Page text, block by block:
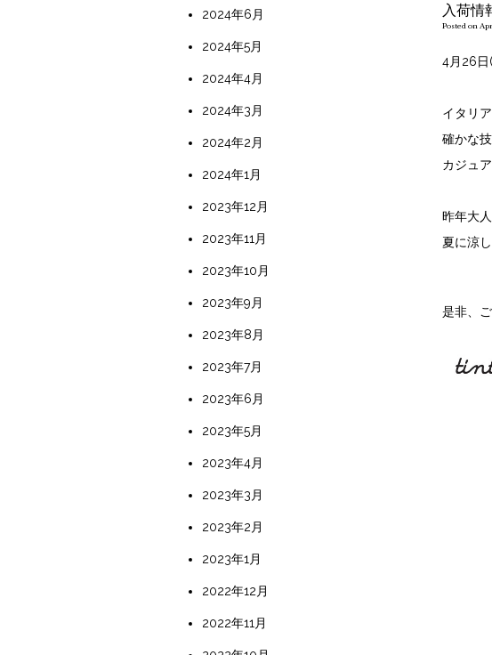
入荷
Posted on
4月26日
イタリ
確かな
カジュ
昨年大
夏に涼
是非、
2024年6月
2024年5月
2024年4月
2024年3月
2024年2月
2024年1月
2023年12月
2023年11月
2023年10月
2023年9月
2023年8月
2023年7月
2023年6月
2023年5月
2023年4月
2023年3月
2023年2月
2023年1月
2022年12月
2022年11月